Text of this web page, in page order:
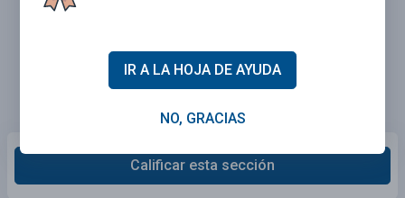
Calificar esta sección
IR A LA HOJA DE AYUDA
NO, GRACIAS